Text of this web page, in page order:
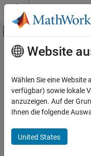
Weiter zum Inhalt
Umschaltung
Ressource
Hauptinhalt
Website
Wählen Sie eine
verfügbar) sowie lokale
anzuzeigen. Auf der
Ihnen die folgende
United States